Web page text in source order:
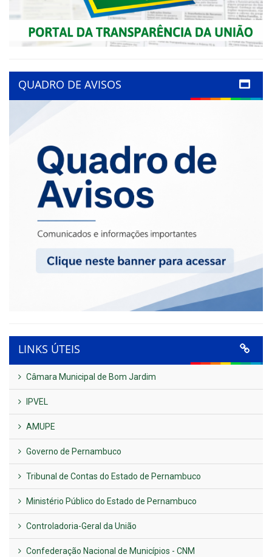
QUADRO DE AVISOS
LINKS ÚTEIS
Câmara Municipal de Bom Jardim
IPVEL
AMUPE
Governo de Pernambuco
Tribunal de Contas do Estado de Pernambuco
Ministério Público do Estado de Pernambuco
Controladoria-Geral da União
Confederação Nacional de Municípios - CNM